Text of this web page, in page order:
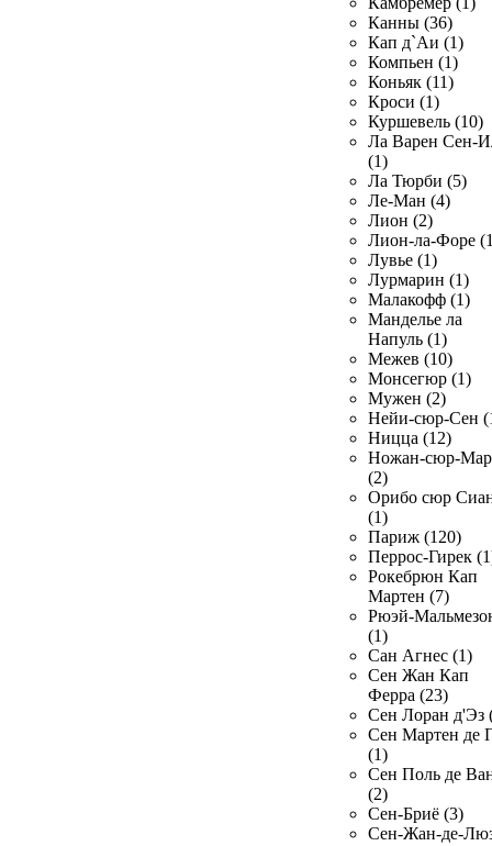
Канны (36)
Кап д`Аи (1)
Компьен (1)
Коньяк (11)
Кроси (1)
Куршевель (10)
Ла Варен Сен-
(1)
Ла Тюрби (5)
Ле-Ман (4)
Лион (2)
Лион-ла-Форе
Лувье (1)
Лурмарин (1)
Малакофф (1)
Манделье ла
Напуль (1)
Межев (10)
Монсегюр (1)
Мужен (2)
Нейи-сюр-Сен
Ницца (12)
Ножан-сюр-
(2)
Орибо сюр
(1)
Париж (120)
Перрос-Гирек
Рокебрюн Кап
Мартен (7)
Рюэй-
(1)
Сан Агнес (1)
Сен Жан Кап
Ферра (23)
Сен Лоран д'Эз
Сен Мартен де
(1)
Сен Поль де
(2)
Сен-Бриё (3)
Сен-Жан-де-